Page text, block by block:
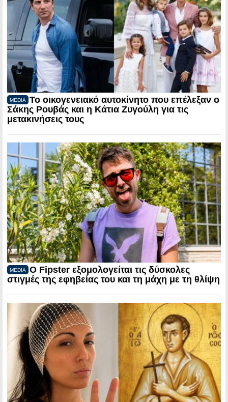
MEDIA
Το οικογενειακό αυτοκίνητο που επέλεξαν ο
Σάκης Ρουβάς και η Κάτια Ζυγούλη για τις
μετακινήσεις τους
MEDIA
Ο Fipster εξομολογείται τις δύσκολες
στιγμές της εφηβείας του και τη μάχη με τη θλίψη